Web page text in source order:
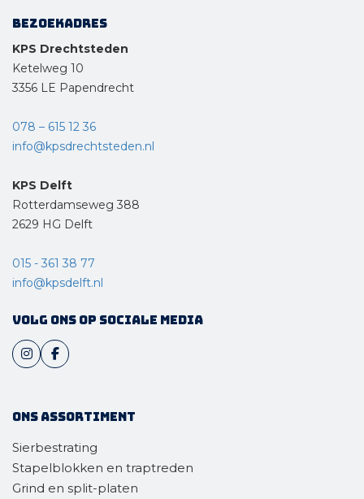
Bezoekadres
KPS Drechtsteden
Ketelweg 10
3356 LE Papendrecht
078 – 615 12 36
info@kpsdrechtsteden.nl
KPS Delft
Rotterdamseweg 388
2629 HG Delft
015 - 361 38 77
info@kpsdelft.nl
Volg ons op sociale media
Ons assortiment
Sierbestrating
Stapelblokken en traptreden
Grind en split-platen